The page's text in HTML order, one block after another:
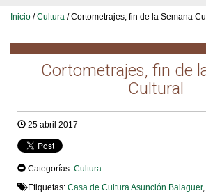
Inicio /Cultura / Cortometrajes, fin de la Semana
Cortometrajes, fin de
Cultural
25 abril 2017
Categorías: Cultura
Etiquetas: Casa de Cultura Asunción Balaguer,